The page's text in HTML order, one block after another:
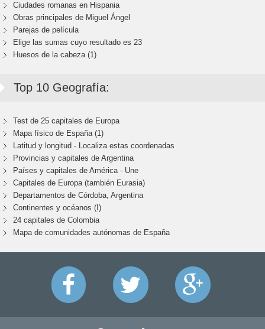
Ciudades romanas en Hispania
Obras principales de Miguel Ángel
Parejas de película
Elige las sumas cuyo resultado es 23
Huesos de la cabeza (1)
Top 10 Geografía:
Test de 25 capitales de Europa
Mapa físico de España (1)
Latitud y longitud - Localiza estas coordenadas
Provincias y capitales de Argentina
Países y capitales de América - Une
Capitales de Europa (también Eurasia)
Departamentos de Córdoba, Argentina
Continentes y océanos (I)
24 capitales de Colombia
Mapa de comunidades autónomas de España